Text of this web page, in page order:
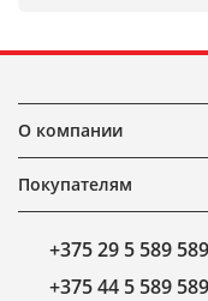
О компании
Покупателям
+375 29 5 589 589
+375 44 5 589 589